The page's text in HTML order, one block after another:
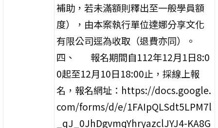
補助，若未滿額則釋出至一般學員額
度），由本案執行單位達娜分享文化
有限公司逕為收取（退費亦同）。
四、 報名期間自112年12月1日8:0
0起至12月10日18:00止，採線上報
名，報名網址：https://docs.google.
com/forms/d/e/1FAIpQLSdt5LPM7l
_qJ_0JhDgvmqYhryazclJYJ4-KA8G